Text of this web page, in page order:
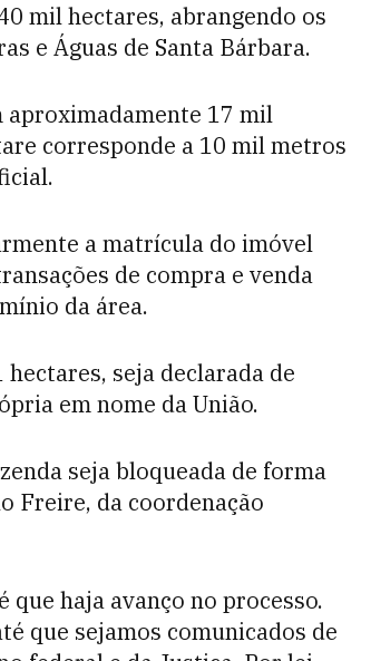
mil hectares, abrangendo os
e Águas de Santa Bárbara.
aproximadamente 17 mil
corresponde a 10 mil metros
a matrícula do imóvel
de compra e venda
da área.
hectares, seja declarada de
em nome da União.
seja bloqueada de forma
Freire, da coordenação
haja avanço no processo.
que sejamos comunicados de